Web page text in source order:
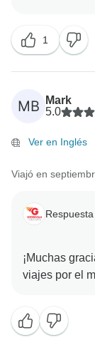
1
MB
Mark
5.0
Ver en Inglés
Viajó en
¡Muchas